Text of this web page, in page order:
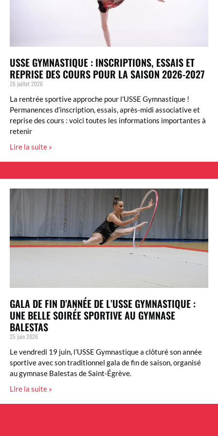
USSE GYMNASTIQUE : INSCRIPTIONS, ESSAIS ET
REPRISE DES COURS POUR LA SAISON 2026-2027
26 juillet 2026
La rentrée sportive approche pour l’USSE Gymnastique !
Permanences d’inscription, essais, après-midi associative et
reprise des cours : voici toutes les informations importantes à
retenir
Lire la suite »
GALA DE FIN D’ANNÉE DE L’USSE GYMNASTIQUE :
UNE BELLE SOIRÉE SPORTIVE AU GYMNASE
BALESTAS
25 juin 2026
Le vendredi 19 juin, l’USSE Gymnastique a clôturé son année
sportive avec son traditionnel gala de fin de saison, organisé
au gymnase Balestas de Saint-Égrève.
Lire la suite »